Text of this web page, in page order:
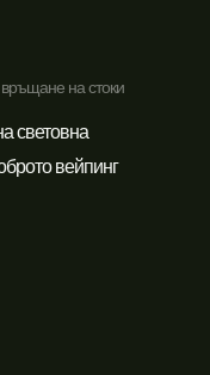
на стоки
световна
вейпинг